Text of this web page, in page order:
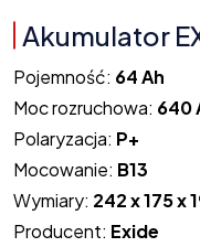
Akumulator
Pojemność: 64 Ah
Moc rozruchowa: 640
Polaryzacja: P+
Mocowanie: B13
Wymiary: 242 x 175 x
Producent: Exide